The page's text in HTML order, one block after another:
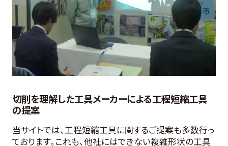
切削を理解した工具メーカーによる工程短縮工具
の提案
当サイトでは、工程短縮工具に関するご提案も多数行っ
ております。これも、他社にはできない複雑形状の工具